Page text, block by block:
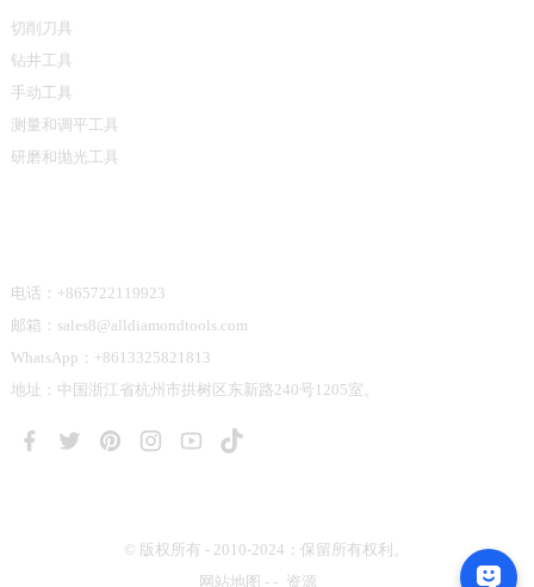
切削刀具
钻井工具
手动工具
测量和调平工具
研磨和抛光工具
电话：+865722119923
邮箱：sales8@alldiamondtools.com
WhatsApp：+8613325821813
地址：中国浙江省杭州市拱树区东新路240号1205室。
© 版权所有 - 2010-2024：保留所有权利。
网站地图 - - 资源